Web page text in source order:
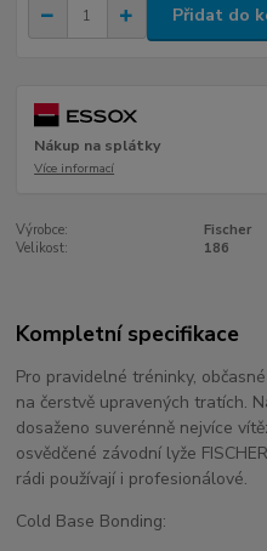
Přidat do
Nákup na splátky
Více informací
Výrobce:
Fischer
Velikost:
186
Kompletní specifikace
Pro pravidelné tréninky,
na čerstvě upravených tratích.
dosaženo suverénně nejvíce
osvědčené závodní lyže
rádi používají i profesionálové.
Cold Base Bonding: